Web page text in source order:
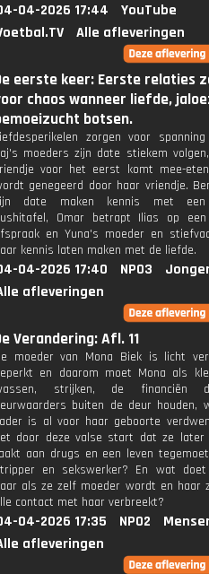
04-2026 17:44
YouTube
Alle afleveringen
eerste keer: Eerste relaties
chaos wanneer liefde,
botsen.
zorgen voor
moeders zijn date stiekem
voor het eerst komt mee-
genegeerd door haar vriendje.
date maken kennis met een
Omar betrapt Ilias op een
en Yuna's moeder en
kennis laten maken met de liefde.
04-2026 17:40 NPO3
afleveringen
Verandering: Afl. 11
moeder van Mona Biek is licht
en daarom moet Mona als
strijken, de financiën
buiten de deur houden,
is al voor haar geboorte
door deze valse start dat ze later
aan drugs en een leven
en sekswerker? En wat
als ze zelf moeder wordt en haar
contact met haar verbreekt?
04-2026 17:35 NPO2
afleveringen